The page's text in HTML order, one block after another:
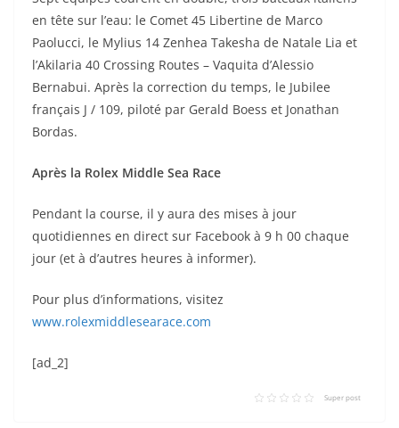
en tête sur l’eau: le Comet 45 Libertine de Marco
Paolucci, le Mylius 14 Zenhea Takesha de Natale Lia et
l’Akilaria 40 Crossing Routes – Vaquita d’Alessio
Bernabui. Après la correction du temps, le Jubilee
français J / 109, piloté par Gerald Boess et Jonathan
Bordas.
Après la Rolex Middle Sea Race
Pendant la course, il y aura des mises à jour
quotidiennes en direct sur Facebook à 9 h 00 chaque
jour (et à d’autres heures à informer).
Pour plus d’informations, visitez
www.rolexmiddlesearace.com
[ad_2]
Super post